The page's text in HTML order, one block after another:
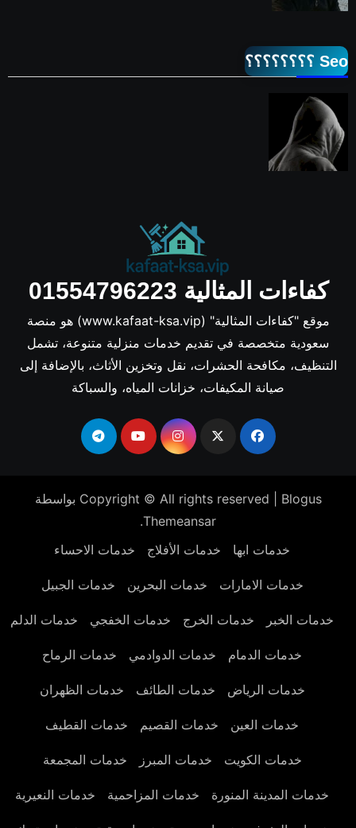
Seo ؟؟؟؟؟؟؟؟
كفاءات المثالية 01554796223
موقع "كفاءات المثالية" (www.kafaat-ksa.vip) هو منصة
سعودية متخصصة في تقديم خدمات منزلية متنوعة، تشمل
التنظيف، مكافحة الحشرات، نقل وتخزين الأثاث، بالإضافة إلى
صيانة المكيفات، خزانات المياه، والسباكة
Copyright © All rights reserved Blogus
بواسطة
Themeansar
.
خدمات ابها
خدمات الأفلاج خدمات الاحساء
خدمات الامارات خدمات البحرين خدمات الجبيل
خدمات الخبر خدمات الخرج خدمات الخفجي خدمات الدلم
خدمات الدمام خدمات الدوادمي خدمات الرماح
خدمات الرياض خدمات الطائف خدمات الظهران
خدمات العين خدمات القصيم خدمات القطيف
خدمات الكويت خدمات المبرز خدمات المجمعة
خدمات المدينة المنورة خدمات المزاحمية خدمات النعيرية